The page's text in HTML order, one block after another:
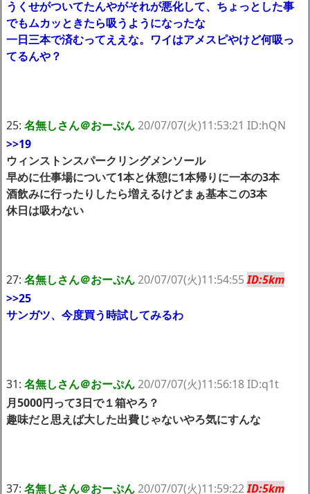
うくせがついてたんやがそれが悪化して、ちょっとした事
でもムカッときたら吸うようになったな
一日三本で済むってええな。ワイはアメスピやけど何吸っ
てるんや？
25: 名無しさん＠おーぷん20/07/07(火)11:53:21 ID:hQN
>>19
ウィンストンスパークリングメンソール
早めに仕事場について1本と休憩に1本帰りに一本の3本
酒飲みに行ったりしたら増えるけどまぁ基本この3本
休日は吸わない
27: 名無しさん＠おーぷん20/07/07(火)11:54:55ID:5km
>>25
サンガツ、今度買う時試してみるわ
31: 名無しさん＠おーぷん20/07/07(火)11:56:18 ID:q1t
月5000円って3日で１箱やろ？
趣味だと思えば大した出費じゃないやろ気にすんな
37: 名無しさん＠おーぷん20/07/07(火)11:59:22ID:5km